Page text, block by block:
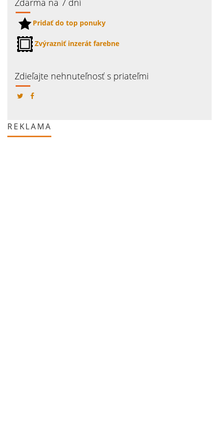
Zdarma na 7 dní
Pridať do top ponuky
Zvýrazniť inzerát farebne
Zdieľajte nehnuteľnosť s priateľmi
REKLAMA